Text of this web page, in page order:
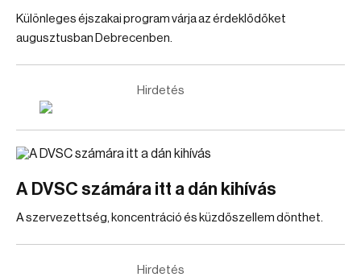
Különleges éjszakai program várja az érdeklődőket
augusztusban Debrecenben.
Hirdetés
A DVSC számára itt a dán kihívás
A szervezettség, koncentráció és küzdőszellem dönthet.
Hirdetés